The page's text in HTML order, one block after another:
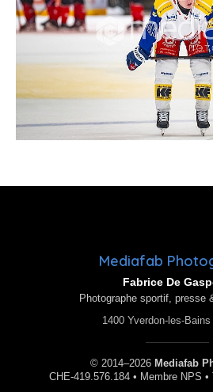
Mediafab
Fabrice De
Photographe sportif, presse
1400 Yverdon-les-
© 2014–2026 Mediafab
CHE-419.576.184 • Membre NPS